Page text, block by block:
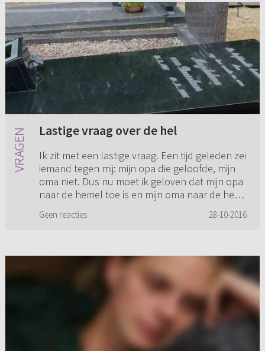
Lastige vraag over de hel
Ik zit met een lastige vraag. Een tijd geleden zei
iemand tegen mij: mijn opa die geloofde, mijn
oma niet. Dus nu moet ik geloven dat mijn opa
naar de hemel toe is en mijn oma naar de hel?!
Geen reacties 28-10-2016